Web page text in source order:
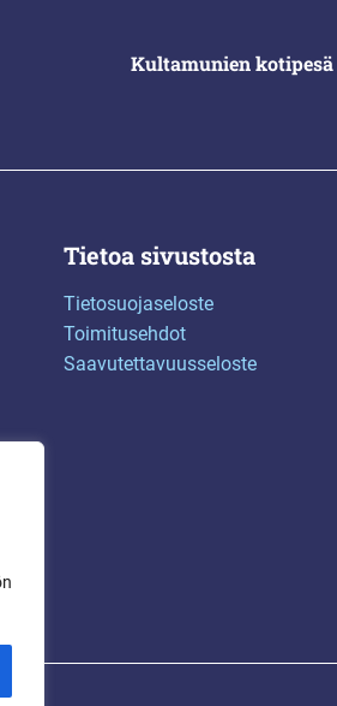
Kultamunien kotipesä
Tietoa sivustosta
Tietosuojaseloste
Toimitusehdot
Saavutettavuusseloste